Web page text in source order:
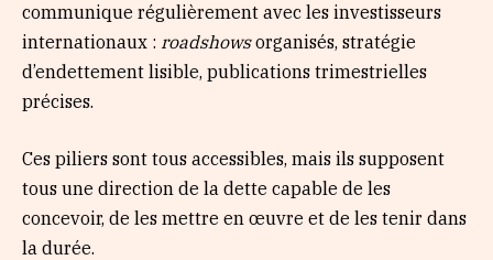
communique régulièrement avec les investisseurs
internationaux : roadshowsorganisés, stratégie
d’endettement lisible, publications trimestrielles
précises.
Ces piliers sont tous accessibles, mais ils supposent
tous une direction de la dette capable de les
concevoir, de les mettre en œuvre et de les tenir dans
la durée.